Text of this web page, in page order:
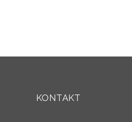
KONTAKT